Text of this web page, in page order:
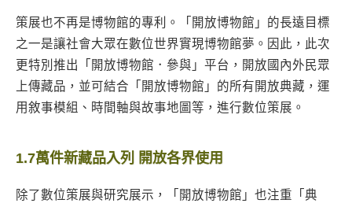
策展也不再是博物館的專利。「開放博物館」的長遠目標
之一是讓社會大眾在數位世界實現博物館夢。因此，此次
更特別推出「開放博物館．參與」平台，開放國內外民眾
上傳藏品，並可結合「開放博物館」的所有開放典藏，運
用敘事模組、時間軸與故事地圖等，進行數位策展。
1.7萬件新藏品入列 開放各界使用
除了數位策展與研究展示，「開放博物館」也注重「典